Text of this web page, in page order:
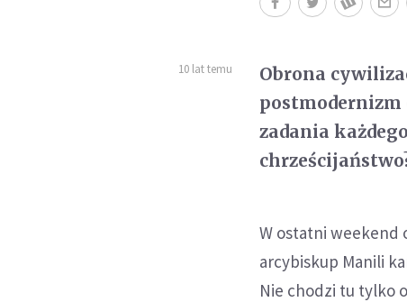
10 lat temu
Obrona
postmodernizm
zadania
W ostatni weekend
arcybiskup Manili
Nie chodzi tu tylko